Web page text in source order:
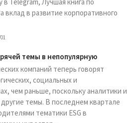
вклад в развитие корпоративного
темы в непопулярную
компаний теперь говорят
социальных и
чем раньше, поскольку аналитики и
темы. В последнем квартале
тематики ESG в